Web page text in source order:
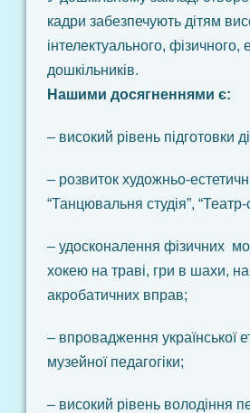
кадри забезпечують дітям
інтелектуального, фізичного,
дошкільників.
Нашими досягненнями є:
– високий рівень підготовки
– розвиток художньо-
“Танцювальня студія”, “Театр-
– удосконалення фізичних
хокею на траві, гри в шахи,
акробатичних вправ;
– впровадження української
музейної педагогіки;
– високий рівень володіння